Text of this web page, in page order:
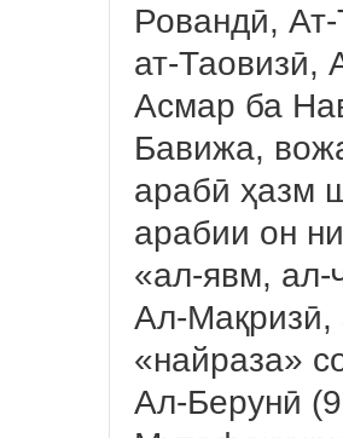
Ровандӣ,
ат-Таовизӣ,
Асмар ба
Бавижа,
арабӣ ҳазм
арабии он
«ал-явм, ал-
Ал-Мақризӣ,
«найраза»
Ал-Берунӣ